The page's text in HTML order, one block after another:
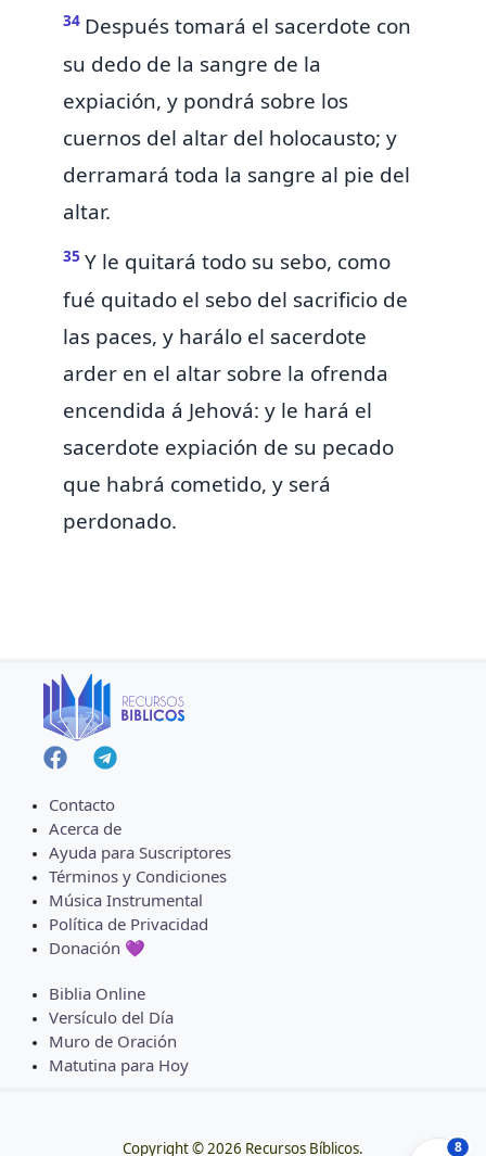
34 Después tomará el sacerdote con
su dedo de la sangre de la
expiación, y pondrá sobre los
cuernos del altar del holocausto; y
derramará toda la sangre al pie del
altar.
35 Y le quitará todo su sebo, como
fué quitado el sebo del sacrificio de
las paces, y harálo el sacerdote
arder en el altar sobre la ofrenda
encendida á Jehová: y le hará el
sacerdote expiación de su pecado
que habrá cometido, y será
perdonado.
Contacto
Acerca de
Ayuda para Suscriptores
Términos y Condiciones
Música Instrumental
Política de Privacidad
Donación 💜
Biblia Online
Versículo del Día
Muro de Oración
Matutina para Hoy
Copyright © 2026 Recursos Bíblicos. 8